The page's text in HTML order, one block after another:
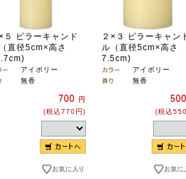
５ ピラーキャンド
直径5cm×高さ
アイボリー
無香
700
円
(税込770円)
２×３ ピラーキャン
ル（直径5cm×高さ
7.5cm)
アイボリー
無香
500
(税込